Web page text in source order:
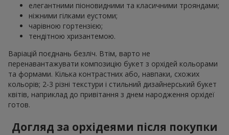
елегантними піоновидними та класичними трояндами;
ніжними гілками еустоми;
чарівною гортензією;
тендітною хризантемою.
Варіацій поєднань безліч. Втім, варто не
перенавантажувати композицію букет з орхідей кольорами
та формами. Кілька контрастних або, навпаки, схожих
кольорів; 2-3 різні текстури і стильний дизайнерський букет
квітів, наприклад до привітання з днем народження орхідеї
готов.
Догляд за орхідеями після покупки